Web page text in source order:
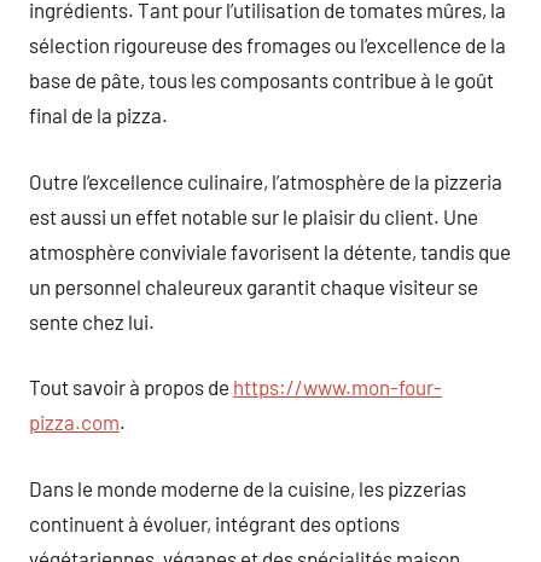
ingrédients. Tant pour l’utilisation de tomates mûres, la
sélection rigoureuse des fromages ou l’excellence de la
base de pâte, tous les composants contribue à le goût
final de la pizza.
Outre l’excellence culinaire, l’atmosphère de la pizzeria
est aussi un effet notable sur le plaisir du client. Une
atmosphère conviviale favorisent la détente, tandis que
un personnel chaleureux garantit chaque visiteur se
sente chez lui.
Tout savoir à propos de https://www.mon-four-
pizza.com.
Dans le monde moderne de la cuisine, les pizzerias
continuent à évoluer, intégrant des options